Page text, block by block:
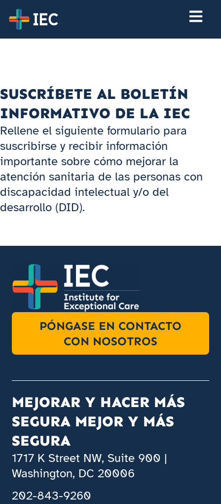
SUSCRÍBETE AL BOLETÍN
INFORMATIVO DE LA IEC
Rellene el siguiente formulario para
suscribirse y recibir información
importante sobre cómo mejorar la
atención sanitaria de las personas con
discapacidad intelectual y/o del
desarrollo (DID).
PÓNGASE EN CONTACTO
CON NOSOTROS
MEJORAR Y HACER MÁS
SEGURA MEJOR Y MÁS
SEGURA
1717 K Street NW, Suite 900 |
Washington, DC 20006
202-843-9260